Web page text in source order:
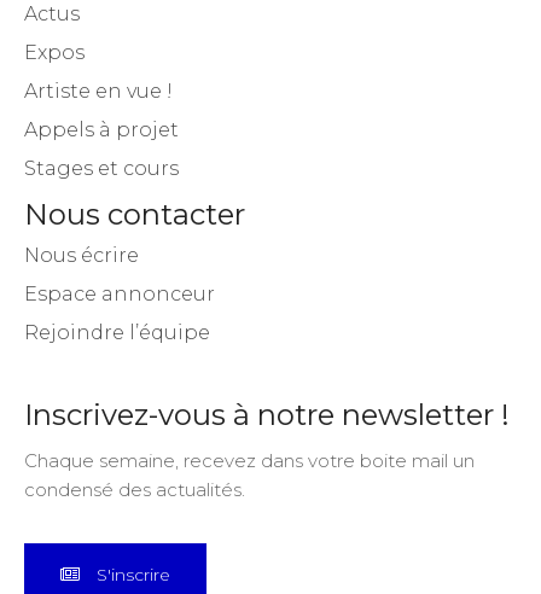
Actus
Expos
Artiste en vue !
Appels à projet
Stages et cours
Nous contacter
Nous écrire
Espace annonceur
Rejoindre l’équipe
Inscrivez-vous à notre newsletter !
Chaque semaine, recevez dans votre boite mail un
condensé des actualités.
S'inscrire